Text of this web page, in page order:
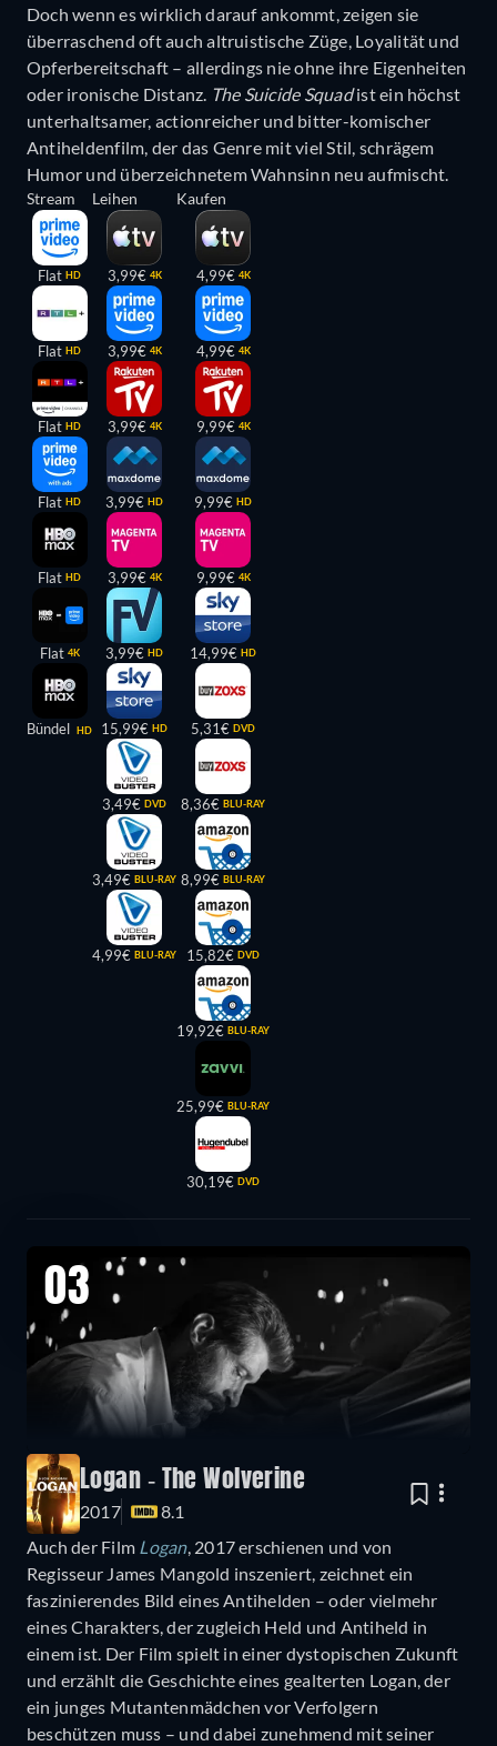
Doch wenn es wirklich darauf ankommt, zeigen sie
überraschend oft auch altruistische Züge, Loyalität und
Opferbereitschaft – allerdings nie ohne ihre Eigenheiten
oder ironische Distanz. The Suicide Squadist ein höchst
unterhaltsamer, actionreicher und bitter-komischer
Antiheldenfilm, der das Genre mit viel Stil, schrägem
Humor und überzeichnetem Wahnsinn neu aufmischt.
Stream
Flat HD
Flat HD
Flat HD
Flat HD
Flat HD
Flat 4K
Bündel HD
Leihen
3,99€ 4K
3,99€ 4K
3,99€ 4K
3,99€ HD
3,99€ 4K
3,99€ HD
15,99€ HD
3,49€ DVD
3,49€ BLU-RAY
4,99€ BLU-RAY
Kaufen
4,99€ 4K
4,99€ 4K
9,99€ 4K
9,99€ HD
9,99€ 4K
14,99€ HD
5,31€ DVD
8,36€ BLU-RAY
8,99€ BLU-RAY
15,82€ DVD
19,92€ BLU-RAY
25,99€ BLU-RAY
30,19€ DVD
03
Logan - The Wolverine
2017
8.1
Auch der Film Logan, 2017 erschienen und von
Regisseur James Mangold inszeniert, zeichnet ein
faszinierendes Bild eines Antihelden – oder vielmehr
eines Charakters, der zugleich Held und Antiheld in
einem ist. Der Film spielt in einer dystopischen Zukunft
und erzählt die Geschichte eines gealterten Logan, der
ein junges Mutantenmädchen vor Verfolgern
beschützen muss – und dabei zunehmend mit seiner